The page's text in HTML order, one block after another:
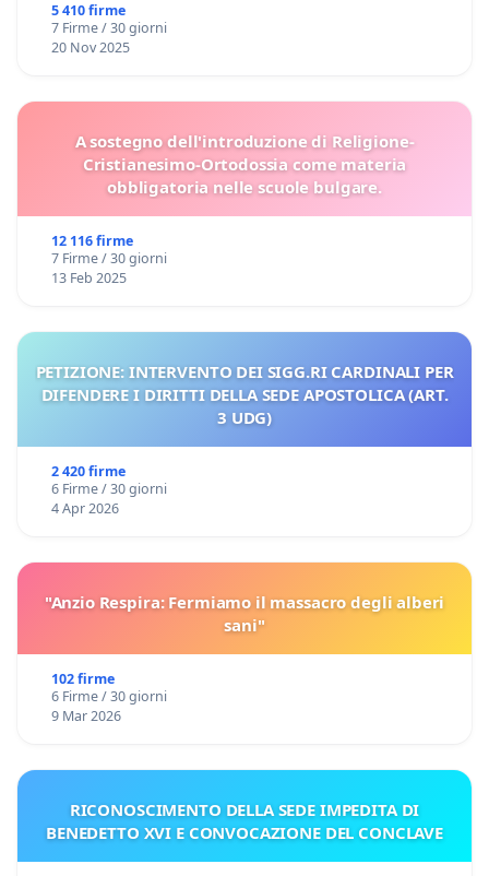
5 410 firme
7 Firme / 30 giorni
20 Nov 2025
A sostegno dell'introduzione di Religione-
Cristianesimo-Ortodossia come materia
obbligatoria nelle scuole bulgare.
12 116 firme
7 Firme / 30 giorni
13 Feb 2025
PETIZIONE: INTERVENTO DEI SIGG.RI CARDINALI PER
DIFENDERE I DIRITTI DELLA SEDE APOSTOLICA (ART.
3 UDG)
2 420 firme
6 Firme / 30 giorni
4 Apr 2026
"Anzio Respira: Fermiamo il massacro degli alberi
sani"
102 firme
6 Firme / 30 giorni
9 Mar 2026
RICONOSCIMENTO DELLA SEDE IMPEDITA DI
BENEDETTO XVI E CONVOCAZIONE DEL CONCLAVE